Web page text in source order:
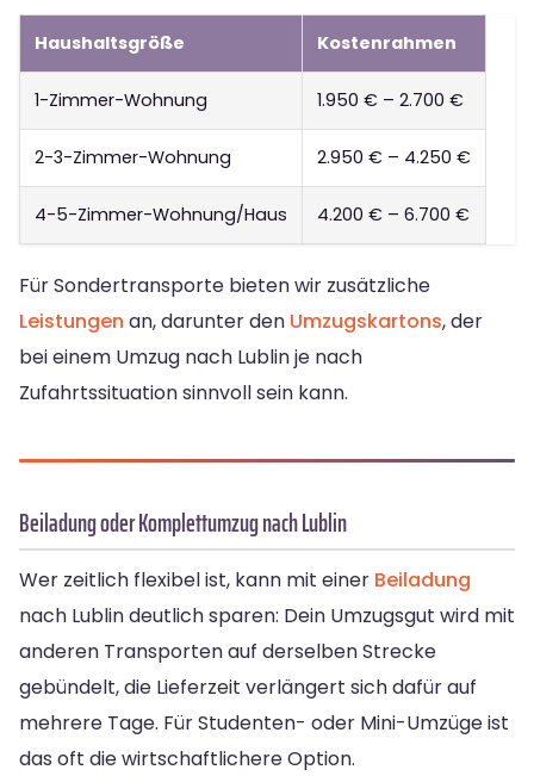
Haushaltsgröße Kostenrahmen
1-Zimmer-Wohnung 1.950 € – 2.700 €
2-3-Zimmer-Wohnung 2.950 € – 4.250 €
4-5-Zimmer-Wohnung/Haus 4.200 € – 6.700 €
Für Sondertransporte bieten wir zusätzliche
Leistungen an, darunter den Umzugskartons, der
bei einem Umzug nach Lublin je nach
Zufahrtssituation sinnvoll sein kann.
Beiladung oder Komplettumzug nach Lublin
Wer zeitlich flexibel ist, kann mit einer Beiladung
nach Lublin deutlich sparen: Dein Umzugsgut wird mit
anderen Transporten auf derselben Strecke
gebündelt, die Lieferzeit verlängert sich dafür auf
mehrere Tage. Für Studenten- oder Mini-Umzüge ist
das oft die wirtschaftlichere Option.